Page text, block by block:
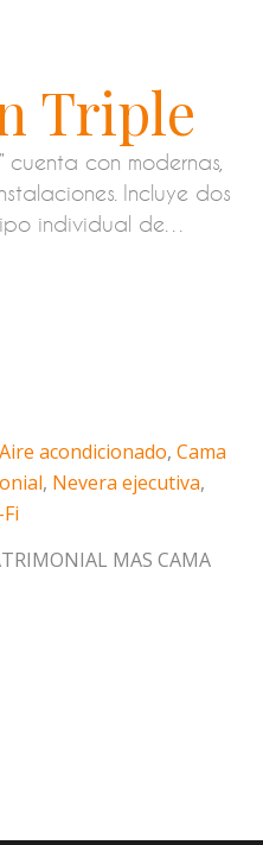
Triple
cuenta con modernas,
Incluye dos
individual de…
Aire acondicionado,Cama
, Nevera ejecutiva,
MAS CAMA